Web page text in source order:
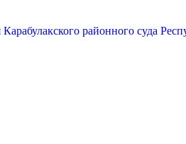
районного суда